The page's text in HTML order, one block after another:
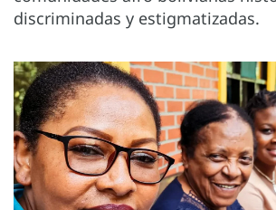
discriminadas y estigmatizadas.